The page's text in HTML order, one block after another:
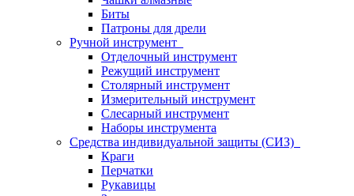
Биты
Патроны для дрели
Ручной инструмент
Отделочный инструмент
Режущий инструмент
Столярный инструмент
Измерительный инструмент
Слесарный инструмент
Наборы инструмента
Средства индивидуальной защиты (СИЗ)
Краги
Перчатки
Рукавицы